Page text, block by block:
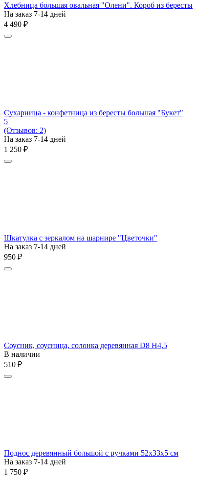
Хлебница большая овальная "Олени". Короб из бересты
На заказ 7-14 дней
4 490 ₽
Сухарница - конфетница из бересты большая "Букет"
5
(Отзывов: 2)
На заказ 7-14 дней
1 250 ₽
Шкатулка с зеркалом на шарнире "Цветочки"
На заказ 7-14 дней
‍950‍ ₽
Соусник, соусница, солонка деревянная D8 H4,5
В наличии
‍510‍ ₽
Поднос деревянный большой с ручками 52x33x5 см
На заказ 7-14 дней
1 750 ₽